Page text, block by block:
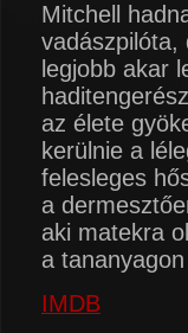
Mitchell
vadászpilóta,
legjobb akar
az élete
kerülnie a
felesleges
a
aki matekra
a
IMDB